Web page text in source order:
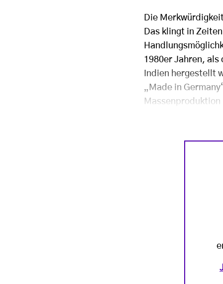
Die
Das klingt in
1980er Jahren,
Indien hergestellt
„Made in